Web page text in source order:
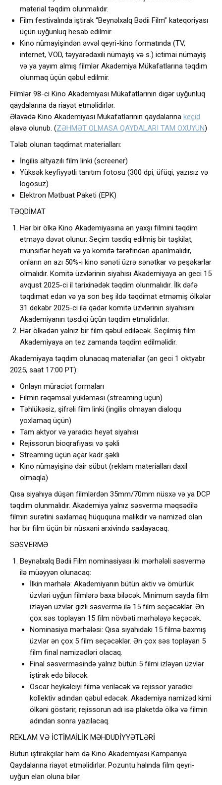
material təqdim olunmalıdır.
Film festivalında iştirak “Beynəlxalq Bədii Film” kateqoriyası
üçün uyğunluq hesab edilmir.
Kino nümayişindən əvvəl qeyri-kino formatında (TV,
internet, VOD, təyyarədaxili nümayiş və s.) ictimai nümayiş
və ya yayım almış filmlər Akademiya Mükafatlarına təqdim
olunmaq üçün qəbul edilmir.
Filmlər 98-ci Kino Akademiyası Mükafatlarının digər uyğunluq
qaydalarına da riayət etməlidirlər.
Əlavədə Kino Akademiyası Mükafatlarının qaydalarına keçid
əlavə olunub. (ZƏHMƏT OLMASA QAYDALARI TAM OXUYUN)
Tələb olunan təqdimat materialları:
İngilis altyazılı film linki (screener)
Yüksək keyfiyyətli tanıtım fotosu (300 dpi, üfüqi, yazısız və
logosuz)
Elektron Mətbuat Paketi (EPK)
TƏQDİMAT
Hər bir ölkə Kino Akademiyasına ən yaxşı filmini təqdim
etməyə dəvət olunur. Seçim təsdiq edilmiş bir təşkilat,
münsiflər heyəti və ya komitə tərəfindən aparılmalıdır,
onların ən azı 50%-i kino sənəti üzrə sənətkar və peşəkarlar
olmalıdır. Komitə üzvlərinin siyahısı Akademiyaya ən geci 15
avqust 2025-ci il tarixinədək təqdim olunmalıdır. İlk dəfə
təqdimat edən və ya son beş ildə təqdimat etməmiş ölkələr
31 dekabr 2025-ci ilə qədər komitə üzvlərinin siyahısını
Akademiyanın təsdiqi üçün təqdim etməlidirlər.
Hər ölkədən yalnız bir film qəbul ediləcək. Seçilmiş film
Akademiyaya ən tez zamanda təqdim edilməlidir.
Akademiyaya təqdim olunacaq materiallar (ən geci 1 oktyabr
2025, saat 17:00 PT):
Onlayn müraciət formaları
Filmin rəqəmsal yükləməsi (streaming üçün)
Təhlükəsiz, şifrəli film linki (ingilis olmayan dialoqu
yoxlamaq üçün)
Tam aktyor və yaradıcı heyət siyahısı
Rejissorun bioqrafiyası və şəkli
Streaming üçün açar kadr şəkli
Kino nümayişinə dair sübut (reklam materialları daxil
olmaqla)
Qısa siyahıya düşən filmlərdən 35mm/70mm nüsxə və ya DCP
təqdim olunmalıdır. Akademiya yalnız səsvermə məqsədilə
filmin surətini saxlamaq hüququna malikdir və namizəd olan
hər bir film üçün bir nüsxəni arxivində saxlayacaq.
SƏSVERMƏ
Beynəlxalq Bədii Film nominasiyası iki mərhələli səsvermə
ilə müəyyən olunacaq:
İlkin mərhələ: Akademiyanın bütün aktiv və ömürlük
üzvləri uyğun filmlərə baxa biləcək. Minimum sayda film
izləyən üzvlər gizli səsvermə ilə 15 film seçəcəklər. Ən
çox səs toplayan 15 film növbəti mərhələyə keçəcək.
Nominasiya mərhələsi: Qısa siyahıdakı 15 filmə baxmış
üzvlər ən çox 5 film seçəcəklər. Ən çox səs toplayan 5
film final namizədləri olacaq.
Final səsverməsində yalnız bütün 5 filmi izləyən üzvlər
iştirak edə biləcək.
Oscar heykəlciyi filmə veriləcək və rejissor yaradıcı
kollektiv adından qəbul edəcək. Akademiya namizəd kimi
ölkəni göstərir, rejissorun adı isə plaketdə ölkə və filmin
adından sonra yazılacaq.
REKLAM VƏ İCTİMAİLİK MƏHDUDİYYƏTLƏRİ
Bütün iştirakçılar həm də Kino Akademiyası Kampaniya
Qaydalarına riayət etməlidirlər. Pozuntu halında film qeyri-
uyğun elan oluna bilər.